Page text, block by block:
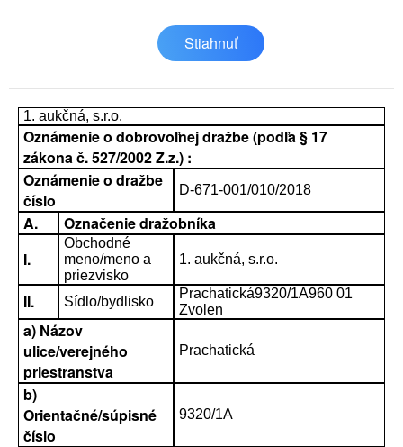
Stiahnuť
1. aukčná, s.r.o.
Oznámenie o dobrovoľnej dražbe (podľa § 17
zákona č. 527/2002 Z.z.) :
Oznámenie o dražbe
číslo
D-671-001/010/2018
A.
Označenie dražobníka
I.
Obchodné
meno/meno a
priezvisko
1. aukčná, s.r.o.
II. Sídlo/bydlisko
Prachatická9320/1A960 01
Zvolen
a) Názov
ulice/verejného
priestranstva
Prachatická
b)
Orientačné/súpisné
číslo
9320/1A